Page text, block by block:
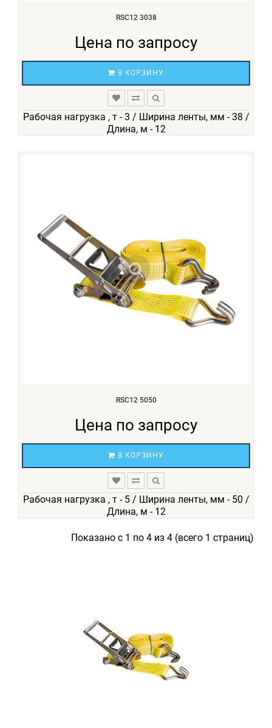
RSC12 3038
Цена по запросу
В КОРЗИНУ
Рабочая нагрузка , т - 3 / Ширина ленты, мм - 38 /
Длина, м - 12
RSC12 5050
Цена по запросу
В КОРЗИНУ
Рабочая нагрузка , т - 5 / Ширина ленты, мм - 50 /
Длина, м - 12
Показано с 1 по 4 из 4 (всего 1 страниц)